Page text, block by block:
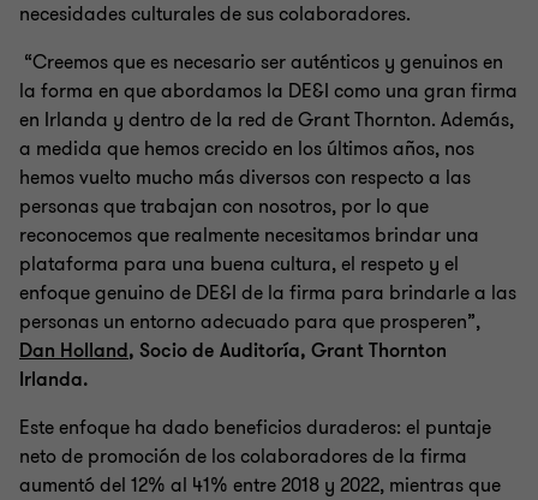
necesidades culturales de sus colaboradores.
“Creemos que es necesario ser auténticos y genuinos en
la forma en que abordamos la DE&I como una gran firma
en Irlanda y dentro de la red de Grant Thornton. Además,
a medida que hemos crecido en los últimos años, nos
hemos vuelto mucho más diversos con respecto a las
personas que trabajan con nosotros, por lo que
reconocemos que realmente necesitamos brindar una
plataforma para una buena cultura, el respeto y el
enfoque genuino de DE&I de la firma para brindarle a las
personas un entorno adecuado para que prosperen”,
Dan Holland, Socio de Auditoría, Grant Thornton
Irlanda.
Este enfoque ha dado beneficios duraderos: el puntaje
neto de promoción de los colaboradores de la firma
aumentó del 12% al 41% entre 2018 y 2022, mientras que